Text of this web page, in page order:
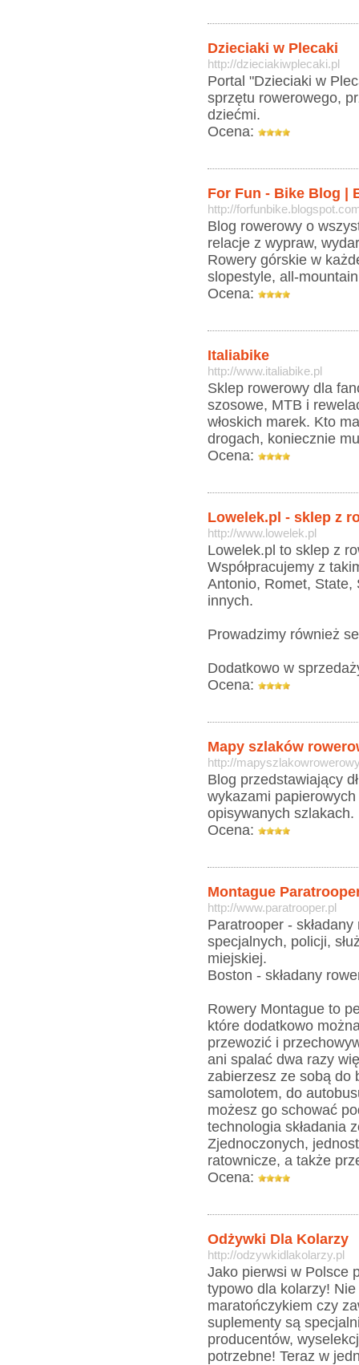
Dzieciaki w Plecaki
http://dzieciakiwplecaki.pl
Portal "Dzieciaki w
sprzętu rowerowego,
dziećmi.
Ocena:
For Fun - Bike Blog |
http://
Blog rowerowy o
relacje z wypraw,
Rowery górskie w
slopestyle, all-
Ocena:
Italiabike
http://www.italiabike.pl
Sklep rowerowy dla
szosowe, MTB i
włoskich marek. Kto
drogach, koniecznie
Ocena:
Lowelek.pl - sklep z
http://www.lowelek.pl
Lowelek.pl to sklep z
Współpracujemy z
Antonio, Romet, State,
innych.
Prowadzimy również
Dodatkowo w
Ocena:
Mapy szlaków
http://
Blog przedstawiający
wykazami
opisywanych szlakach.
Ocena:
Montague
http://www.paratrooper.pl
Paratrooper -
specjalnych, policji,
miejskiej.
Boston - składany
Rowery Montague to
które dodatkowo
przewozić i
ani spalać dwa razy
zabierzesz ze sobą do
samolotem, do
możesz go schować
technologia składania
Zjednoczonych,
ratownicze, a także
Ocena:
Odżywki Dla Kolarzy
http://odzywkidlakolarzy.pl
Jako pierwsi w Polsce
typowo dla kolarzy!
maratończykiem czy
suplementy są
producentów,
potrzebne! Teraz w